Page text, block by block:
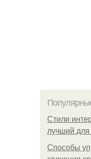
Стили
лучший для
Способы